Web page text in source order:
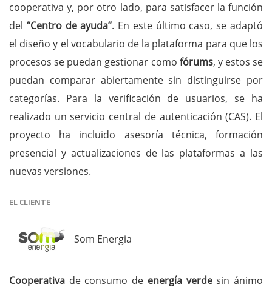
cooperativa y, por otro lado, para satisfacer la función
del “Centro de ayuda”. En este último caso, se adaptó
el diseño y el vocabulario de la plataforma para que los
procesos se puedan gestionar como fórums, y estos se
puedan comparar abiertamente sin distinguirse por
categorías. Para la verificación de usuarios, se ha
realizado un servicio central de autenticación (CAS). El
proyecto ha incluido asesoría técnica, formación
presencial y actualizaciones de las plataformas a las
nuevas versiones.
EL CLIENTE
Som Energia
Cooperativa de consumo de energía verdesin ánimo